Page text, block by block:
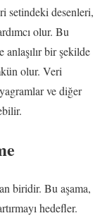
setindeki desenleri,
olur. Bu
bir şekilde
olur. Veri
ve diğer
biridir. Bu aşama,
hedefler.